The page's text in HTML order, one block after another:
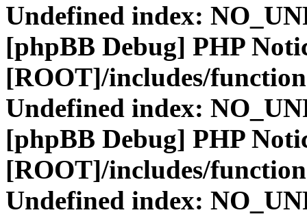
Undefined index:
[phpBB Debug] PHP
[ROOT]/includes/
Undefined index:
[phpBB Debug] PHP
[ROOT]/includes/
Undefined index: